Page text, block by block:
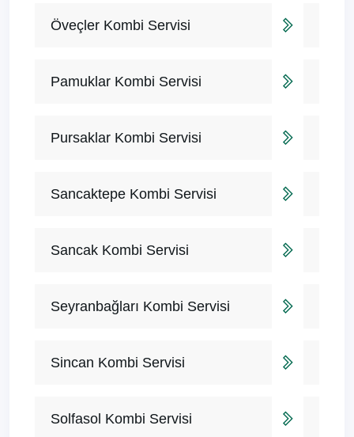
Öveçler Kombi Servisi
Pamuklar Kombi Servisi
Pursaklar Kombi Servisi
Sancaktepe Kombi Servisi
Sancak Kombi Servisi
Seyranbağları Kombi Servisi
Sincan Kombi Servisi
Solfasol Kombi Servisi